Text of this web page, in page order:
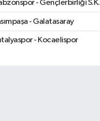
- Gençlerbirliği S.K.
- Galatasaray
- Kocaelispor